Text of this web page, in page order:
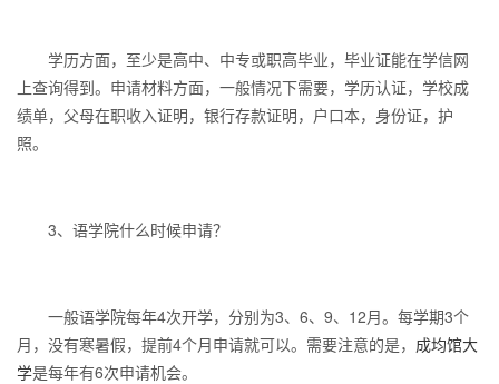
学历方面，至少是高中、中专或职高毕业，毕业证能在学信网
上查询得到。申请材料方面，一般情况下需要，学历认证，学校成
绩单，父母在职收入证明，银行存款证明，户口本，身份证，护
照。
3、语学院什么时候申请？
一般语学院每年4次开学，分别为3、6、9、12月。每学期3个
月，没有寒暑假，提前4个月申请就可以。需要注意的是， 成均馆大
学是每年有6次申请机会。